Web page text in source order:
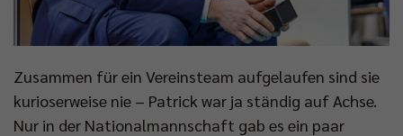
Zusammen für ein Vereinsteam aufgelaufen sind sie
kurioserweise nie – Patrick war ja ständig auf Achse.
Nur in der Nationalmannschaft gab es ein paar